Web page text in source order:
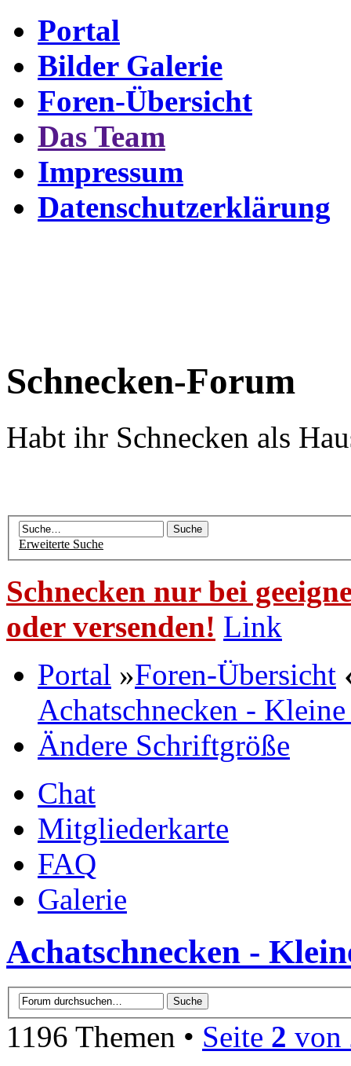
Portal
Bilder Galerie
Foren-Übersicht
Das Team
Impressum
Datenschutzerklärung
Schnecken-Forum
Habt ihr Schnecken als
Erweiterte Suche
Schnecken nur bei
oder versenden! Link
Portal »Foren-Übersicht
Achatschnecken -
Ändere Schriftgröße
Chat
Mitgliederkarte
FAQ
Galerie
Achatschnecken -
1196 Themen • Seite 2 von